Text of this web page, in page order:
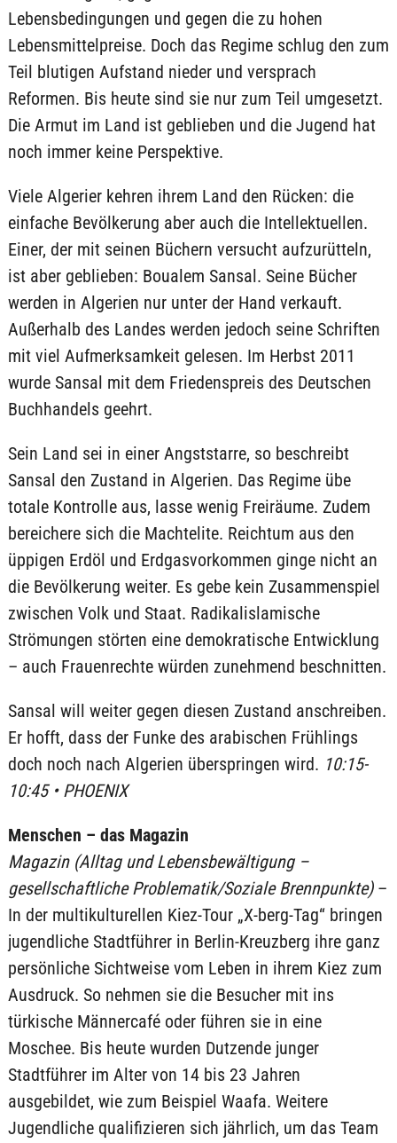
Lebensbedingungen und gegen die zu hohen
Lebensmittelpreise. Doch das Regime schlug den zum
Teil blutigen Aufstand nieder und versprach
Reformen. Bis heute sind sie nur zum Teil umgesetzt.
Die Armut im Land ist geblieben und die Jugend hat
noch immer keine Perspektive.
Viele Algerier kehren ihrem Land den Rücken: die
einfache Bevölkerung aber auch die Intellektuellen.
Einer, der mit seinen Büchern versucht aufzurütteln,
ist aber geblieben: Boualem Sansal. Seine Bücher
werden in Algerien nur unter der Hand verkauft.
Außerhalb des Landes werden jedoch seine Schriften
mit viel Aufmerksamkeit gelesen. Im Herbst 2011
wurde Sansal mit dem Friedenspreis des Deutschen
Buchhandels geehrt.
Sein Land sei in einer Angststarre, so beschreibt
Sansal den Zustand in Algerien. Das Regime übe
totale Kontrolle aus, lasse wenig Freiräume. Zudem
bereichere sich die Machtelite. Reichtum aus den
üppigen Erdöl und Erdgasvorkommen ginge nicht an
die Bevölkerung weiter. Es gebe kein Zusammenspiel
zwischen Volk und Staat. Radikalislamische
Strömungen störten eine demokratische Entwicklung
– auch Frauenrechte würden zunehmend beschnitten.
Sansal will weiter gegen diesen Zustand anschreiben.
Er hofft, dass der Funke des arabischen Frühlings
doch noch nach Algerien überspringen wird. 10:15-
10:45 • PHOENIX
Menschen – das Magazin
Magazin (Alltag und Lebensbewältigung –
gesellschaftliche Problematik/Soziale Brennpunkte)–
In der multikulturellen Kiez-Tour „X-berg-Tag“ bringen
jugendliche Stadtführer in Berlin-Kreuzberg ihre ganz
persönliche Sichtweise vom Leben in ihrem Kiez zum
Ausdruck. So nehmen sie die Besucher mit ins
türkische Männercafé oder führen sie in eine
Moschee. Bis heute wurden Dutzende junger
Stadtführer im Alter von 14 bis 23 Jahren
ausgebildet, wie zum Beispiel Waafa. Weitere
Jugendliche qualifizieren sich jährlich, um das Team